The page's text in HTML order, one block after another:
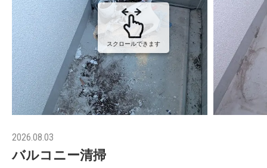
スクロールできます
2026.08.03
バルコニー清掃